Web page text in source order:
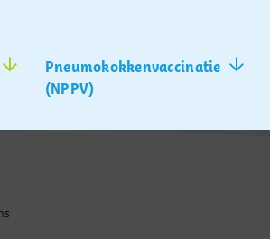
Pneumokokkenvaccinatie
(NPPV)